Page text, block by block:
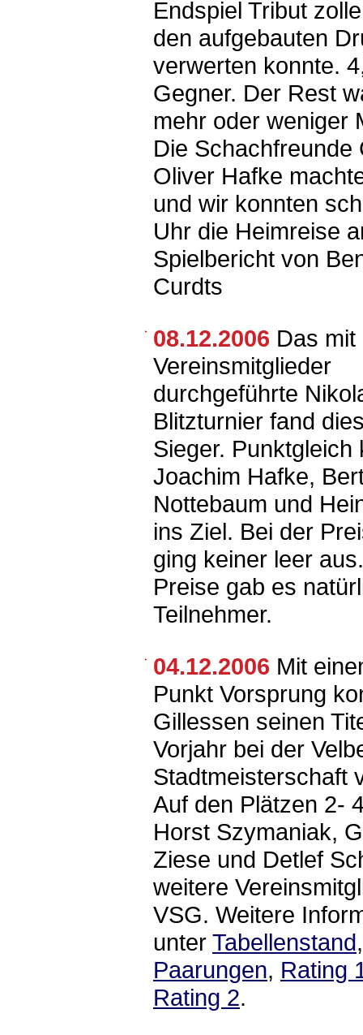
Endspiel Tribut
den aufgebauten
verwerten konnte.
Gegner. Der Rest
mehr oder weniger
Die Schachfreunde
Oliver Hafke
und wir konnten
Uhr die Heimreise
Spielbericht von
Curdts
08.12.2006 Das mit
Vereinsmitglieder
durchgeführte
Blitzturnier fand
Sieger. Punktgleich
Joachim Hafke,
Nottebaum und
ins Ziel. Bei der
ging keiner leer
Preise gab es
Teilnehmer.
04.12.2006 Mit
Punkt Vorsprung
Gillessen seinen
Vorjahr bei der
Stadtmeisterschaft
Auf den Plätzen 2-
Horst Szymaniak,
Ziese und Detlef
weitere
VSG. Weitere
unter Tabellenstand,
Paarungen, Rating
Rating 2.